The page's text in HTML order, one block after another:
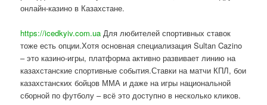
онлайн-казино в Казахстане.
https://icedkyiv.com.ua Для любителей спортивных ставок
тоже есть опции.Хотя основная специализация Sultan Cazino
– это казино-игры, платформа активно развивает линию на
казахстанские спортивные события.Ставки на матчи КПЛ, бои
казахстанских бойцов ММА и даже на игры национальной
сборной по футболу – всё это доступно в несколько кликов.